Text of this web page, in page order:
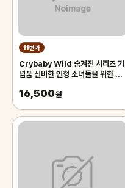
11번가
Crybaby Wild 숨겨진 시리즈 기
념품 신비한 인형 소녀들을 위한 현
16,500원